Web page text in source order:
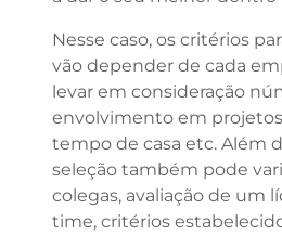
Nesse caso, os critérios
vão depender de cada
levar em consideração
envolvimento em
tempo de casa etc. Além
seleção também pode
colegas, avaliação de um
time, critérios